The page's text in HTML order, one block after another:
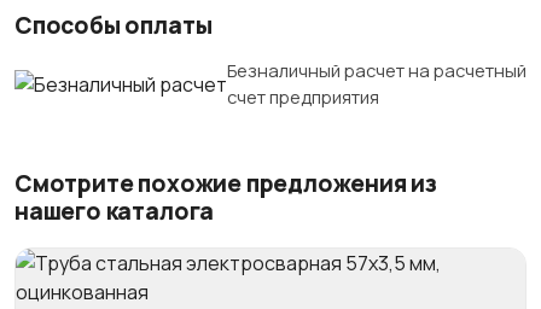
Способы оплаты
Безналичный расчет на расчетный
счет предприятия
Смотрите похожие предложения из
нашего каталога